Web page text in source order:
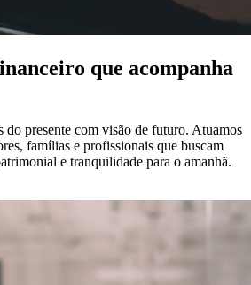
que acompanha
presente com visão de futuro. Atuamos
famílias e profissionais que buscam
e tranquilidade para o amanhã.